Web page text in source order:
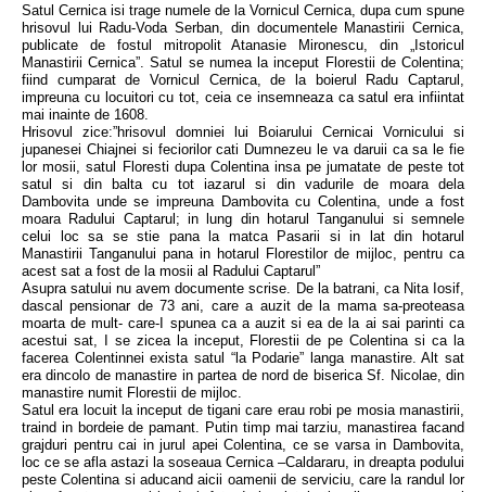
Satul Cernica isi trage numele de la Vornicul Cernica, dupa cum spune
hrisovul lui Radu-Voda Serban, din documentele Manastirii Cernica,
publicate de fostul mitropolit Atanasie Mironescu, din „Istoricul
Manastirii Cernica”. Satul se numea la inceput Florestii de Colentina;
fiind cumparat de Vornicul Cernica, de la boierul Radu Captarul,
impreuna cu locuitori cu tot, ceia ce insemneaza ca satul era infiintat
mai inainte de 1608.
Hrisovul zice:”hrisovul domniei lui Boiarului Cernicai Vornicului si
jupanesei Chiajnei si feciorilor cati Dumnezeu le va daruii ca sa le fie
lor mosii, satul Floresti dupa Colentina insa pe jumatate de peste tot
satul si din balta cu tot iazarul si din vadurile de moara dela
Dambovita unde se impreuna Dambovita cu Colentina, unde a fost
moara Radului Captarul; in lung din hotarul Tanganului si semnele
celui loc sa se stie pana la matca Pasarii si in lat din hotarul
Manastirii Tanganului pana in hotarul Florestilor de mijloc, pentru ca
acest sat a fost de la mosii al Radului Captarul”
Asupra satului nu avem documente scrise. De la batrani, ca Nita Iosif,
dascal pensionar de 73 ani, care a auzit de la mama sa-preoteasa
moarta de mult- care-I spunea ca a auzit si ea de la ai sai parinti ca
acestui sat, I se zicea la inceput, Florestii de pe Colentina si ca la
facerea Colentinnei exista satul “la Podarie” langa manastire. Alt sat
era dincolo de manastire in partea de nord de biserica Sf. Nicolae, din
manastire numit Florestii de mijloc.
Satul era locuit la inceput de tigani care erau robi pe mosia manastirii,
traind in bordeie de pamant. Putin timp mai tarziu, manastirea facand
grajduri pentru cai in jurul apei Colentina, ce se varsa in Dambovita,
loc ce se afla astazi la soseaua Cernica –Caldararu, in dreapta podului
peste Colentina si aducand aicii oamenii de serviciu, care la randul lor